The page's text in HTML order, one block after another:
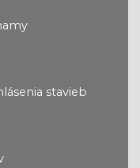
stavieb